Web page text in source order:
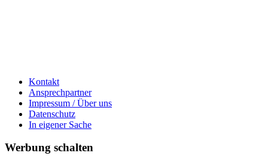
Kontakt
Ansprechpartner
Impressum / Über uns
Datenschutz
In eigener Sache
Werbung schalten